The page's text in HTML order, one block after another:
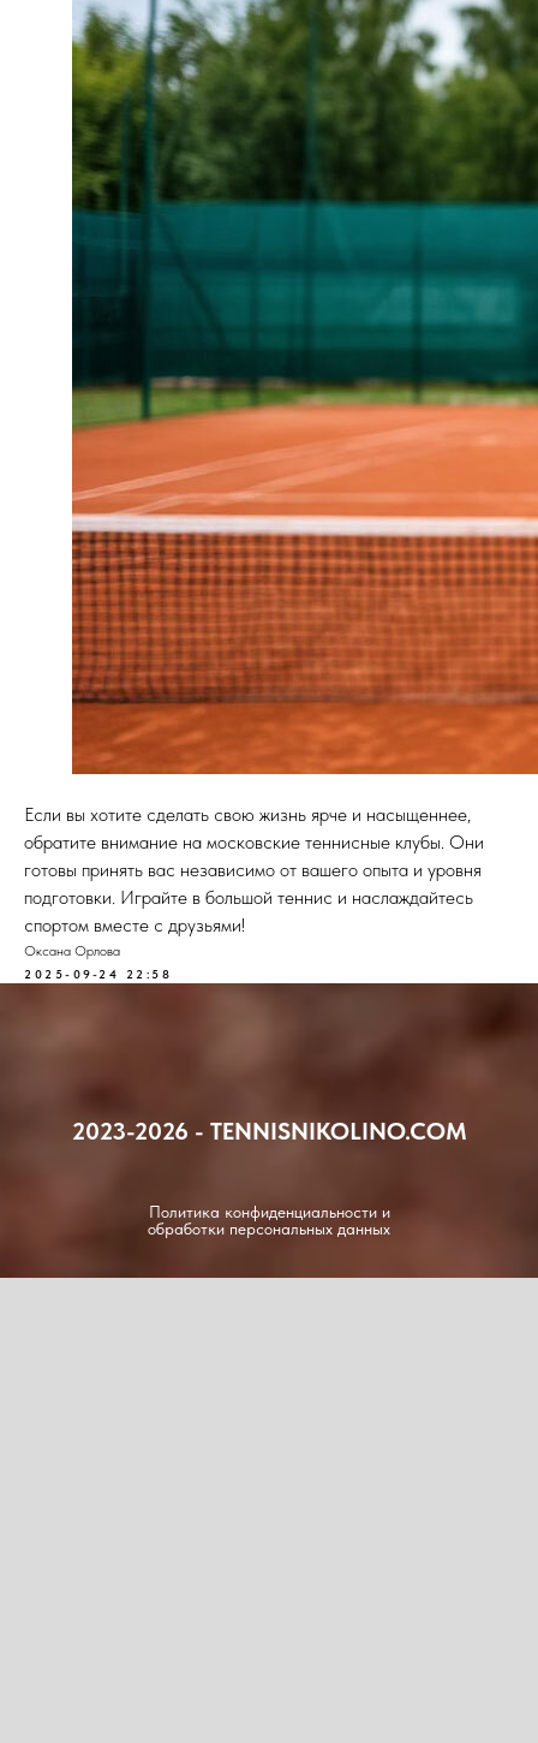
Если вы хотите сделать свою жизнь ярче и насыщеннее,
обратите внимание на московские теннисные клубы. Они
готовы принять вас независимо от вашего опыта и уровня
подготовки. Играйте в большой теннис и наслаждайтесь
спортом вместе с друзьями!
Оксана Орлова
2025-09-24 22:58
2023-2026 - TENNISNIKOLINO.COM
Политика конфиденциальности и
обработки персональных данных